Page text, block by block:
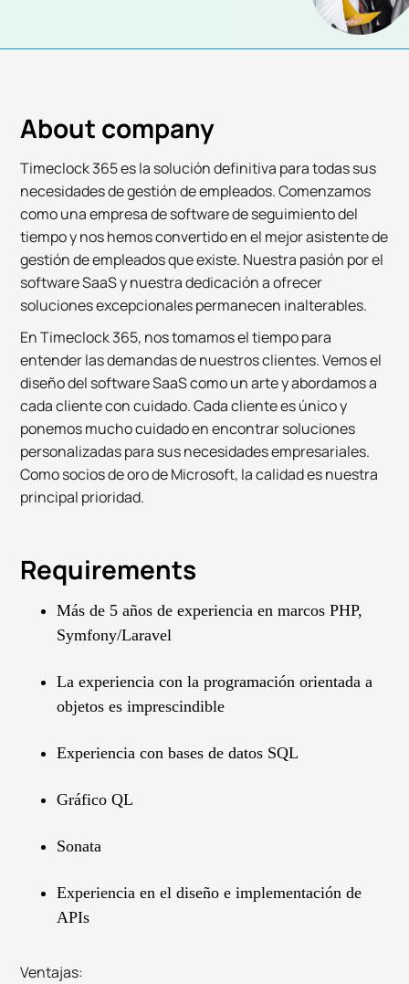
About company
Timeclock 365 es la solución definitiva para todas sus
necesidades de gestión de empleados. Comenzamos
como una empresa de software de seguimiento del
tiempo y nos hemos convertido en el mejor asistente de
gestión de empleados que existe. Nuestra pasión por el
software SaaS y nuestra dedicación a ofrecer
soluciones excepcionales permanecen inalterables.
En Timeclock 365, nos tomamos el tiempo para
entender las demandas de nuestros clientes. Vemos el
diseño del software SaaS como un arte y abordamos a
cada cliente con cuidado. Cada cliente es único y
ponemos mucho cuidado en encontrar soluciones
personalizadas para sus necesidades empresariales.
Como socios de oro de Microsoft, la calidad es nuestra
principal prioridad.
Requirements
Más de 5 años de experiencia en marcos PHP,
Symfony/Laravel
La experiencia con la programación orientada a
objetos es imprescindible
Experiencia con bases de datos SQL
Gráfico QL
Sonata
Experiencia en el diseño e implementación de
APIs
Ventajas: